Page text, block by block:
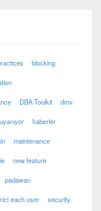
blocking
DBA Toolkit dmv
haberler
maintenance
new feature
padawan
each user security